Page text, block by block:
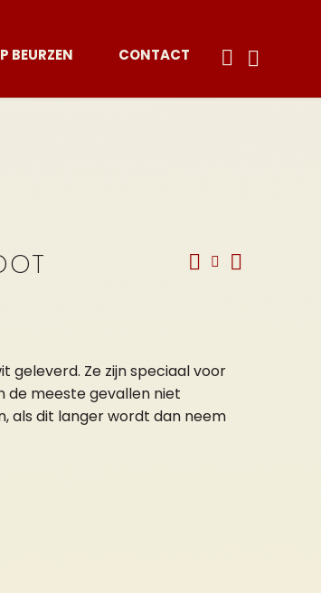
BEURZEN CONTACT
geleverd. Ze zijn speciaal voor
de meeste gevallen niet
als dit langer wordt dan neem